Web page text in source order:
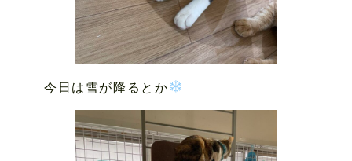
今日は雪が降るとか